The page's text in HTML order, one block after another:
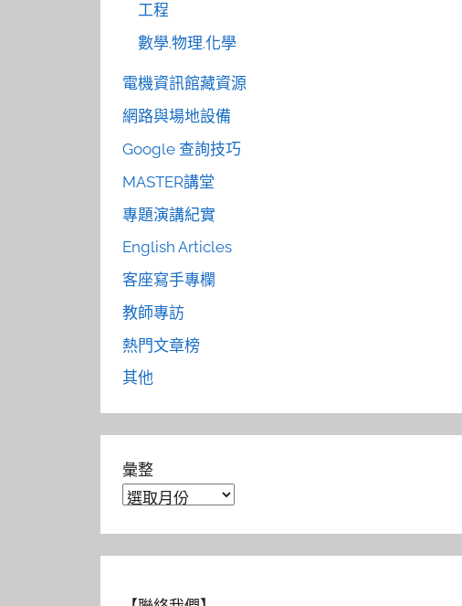
工程
數學.物理.化學
電機資訊館藏資源
網路與場地設備
Google 查詢技巧
MASTER講堂
專題演講紀實
English Articles
客座寫手專欄
教師專訪
熱門文章榜
其他
彙整